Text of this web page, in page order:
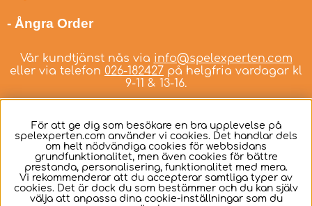
- Ångra Order
Vår kundtjänst nås via info@spelexperten.com
eller via telefon 026-182427 på helgfria vardagar kl
9-11 & 13-16.
Svenska
För att ge dig som besökare en bra upplevelse på
spelexperten.com använder vi cookies. Det handlar dels
om helt nödvändiga cookies för webbsidans
grundfunktionalitet, men även cookies för bättre
prestanda, personalisering, funktionalitet med mera.
Vi rekommenderar att du accepterar samtliga typer av
cookies. Det är dock du som bestämmer och du kan själv
välja att anpassa dina cookie-inställningar som du